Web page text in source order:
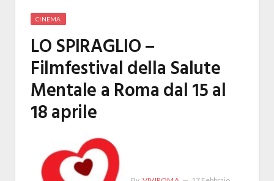
CINEMA
LO SPIRAGLIO –
Filmfestival della Salute
Mentale a Roma dal 15 al
18 aprile